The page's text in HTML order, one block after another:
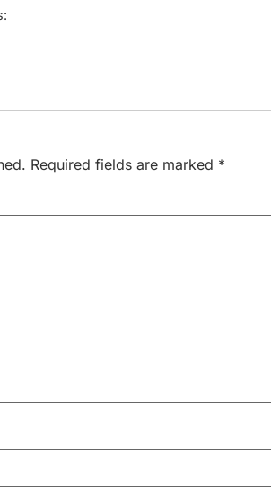
Required fields are marked *